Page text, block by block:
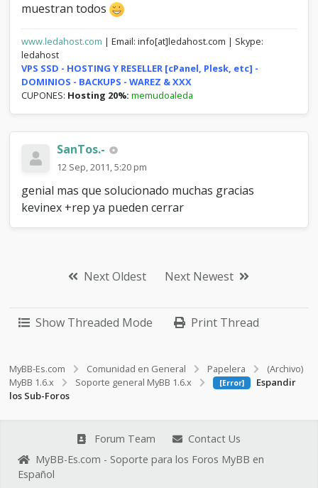
muestran todos
www.ledahost.com | Email: info[at]ledahost.com | Skype:
ledahost
VPS SSD - HOSTING Y RESELLER [cPanel, Plesk, etc] -
DOMINIOS - BACKUPS - WAREZ & XXX
CUPONES: Hosting 20%: memudoaleda
SanTos.-
12 Sep, 2011, 5:20 pm
genial mas que solucionado muchas gracias
kevinex +rep ya pueden cerrar
Next Oldest Next Newest
Show Threaded Mode Print Thread
MyBB-Es.com Comunidad en General Papelera
(Archivo)
MyBB 1.6.x
Soporte general MyBB 1.6.x [Error]
Espandir
los Sub-Foros
Forum Team
Contact Us
MyBB-Es.com - Soporte para los Foros MyBB en
Español